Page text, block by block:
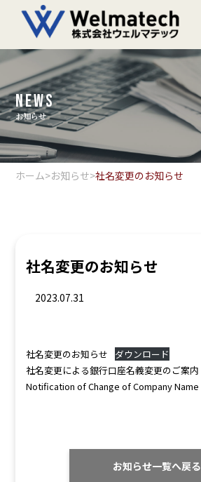
NEWS
お知らせ
ホーム>お知らせ>社名変更のお知らせ
社名変更のお知らせ
2023.07.31
社名変更のお知らせ
ダウンロード
社名変更による銀行口座名義変更のご案内
Notification of Change of Company Name
お知らせ一覧へ戻る